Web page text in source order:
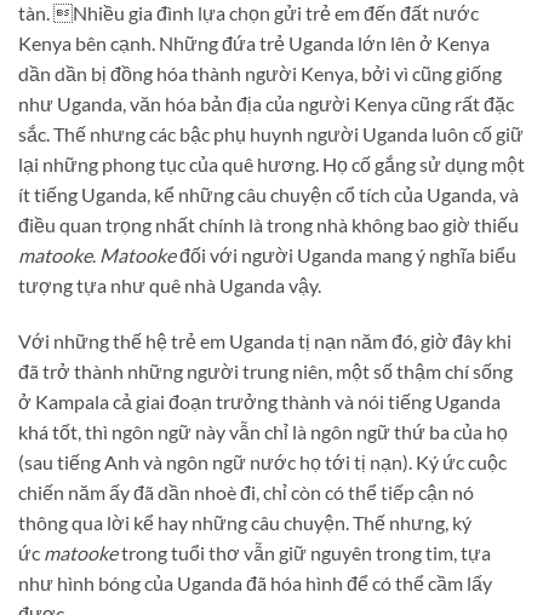
tàn. Nhiều gia đình lựa chọn gửi trẻ em đến đất nước
Kenya bên cạnh. Những đứa trẻ Uganda lớn lên ở Kenya
dần dần bị đồng hóa thành người Kenya, bởi vì cũng giống
như Uganda, văn hóa bản địa của người Kenya cũng rất đặc
sắc. Thế nhưng các bậc phụ huynh người Uganda luôn cố giữ
lại những phong tục của quê hương. Họ cố gắng sử dụng một
ít tiếng Uganda, kể những câu chuyện cổ tích của Uganda, và
điều quan trọng nhất chính là trong nhà không bao giờ thiếu
matooke. Matookeđối với người Uganda mang ý nghĩa biểu
tượng tựa như quê nhà Uganda vậy.
Với những thế hệ trẻ em Uganda tị nạn năm đó, giờ đây khi
đã trở thành những người trung niên, một số thậm chí sống
ở Kampala cả giai đoạn trưởng thành và nói tiếng Uganda
khá tốt, thì ngôn ngữ này vẫn chỉ là ngôn ngữ thứ ba của họ
(sau tiếng Anh và ngôn ngữ nước họ tới tị nạn). Ký ức cuộc
chiến năm ấy đã dần nhoè đi, chỉ còn có thể tiếp cận nó
thông qua lời kể hay những câu chuyện. Thế nhưng, ký
ức matooketrong tuổi thơ vẫn giữ nguyên trong tim, tựa
như hình bóng của Uganda đã hóa hình để có thể cầm lấy